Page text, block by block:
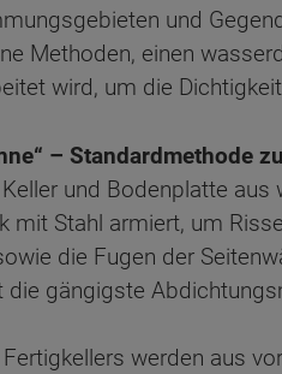
und
Methoden, einen
wird, um die
– Standardmethode
und Bodenplatte
mit Stahl armiert, um
die Fugen der
die gängigste
werden aus